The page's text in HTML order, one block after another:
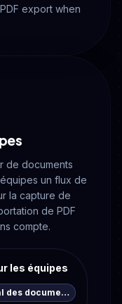
export when
de documents
un flux de
la capture de
de PDF
compte.
les équipes
OCR hors ligne et stockage local des documents